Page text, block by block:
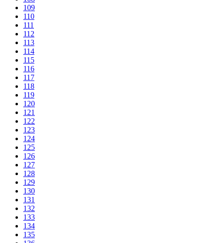
109
110
111
112
113
114
115
116
117
118
119
120
121
122
123
124
125
126
127
128
129
130
131
132
133
134
135